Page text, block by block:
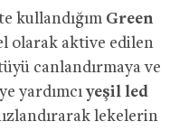
kullandığım Green
olarak aktive edilen
canlandırmaya ve
yardımcı yeşil led
lekelerin